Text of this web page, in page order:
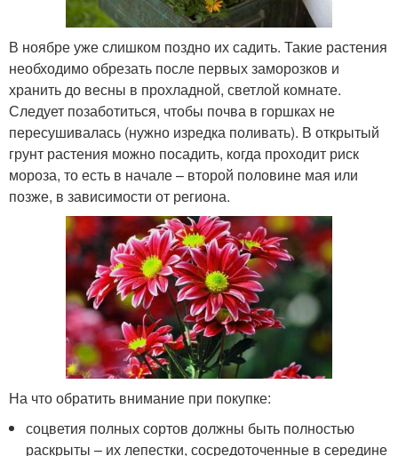
В ноябре уже слишком поздно их садить. Такие растения
необходимо обрезать после первых заморозков и
хранить до весны в прохладной, светлой комнате.
Следует позаботиться, чтобы почва в горшках не
пересушивалась (нужно изредка поливать). В открытый
грунт растения можно посадить, когда проходит риск
мороза, то есть в начале – второй половине мая или
позже, в зависимости от региона.
На что обратить внимание при покупке:
соцветия полных сортов должны быть полностью
раскрыты – их лепестки, сосредоточенные в середине